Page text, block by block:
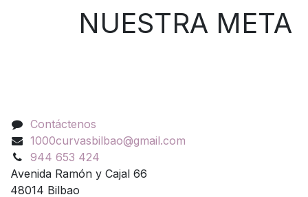
NUESTRA META
Contáctenos
1000curvasbilbao@gmail.com
944 653 424
Avenida Ramón y Cajal 66
48014 Bilbao